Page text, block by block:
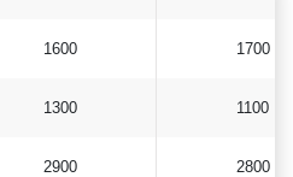
1600
1300
2900
1700
1100
2800